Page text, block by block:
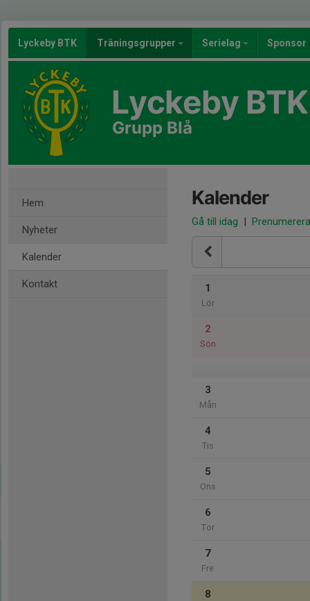
Lyckeby BTK Träningsgrupper Serielag Sponsor
Lyckeby BTK
Grupp Blå
Hem
Nyheter
Kalender
Kontakt
Kalender
Gå till idag | Prenumerera
1
Lör
2
Sön
3
Mån
4
Tis
5
Ons
6
Tor
7
Fre
8